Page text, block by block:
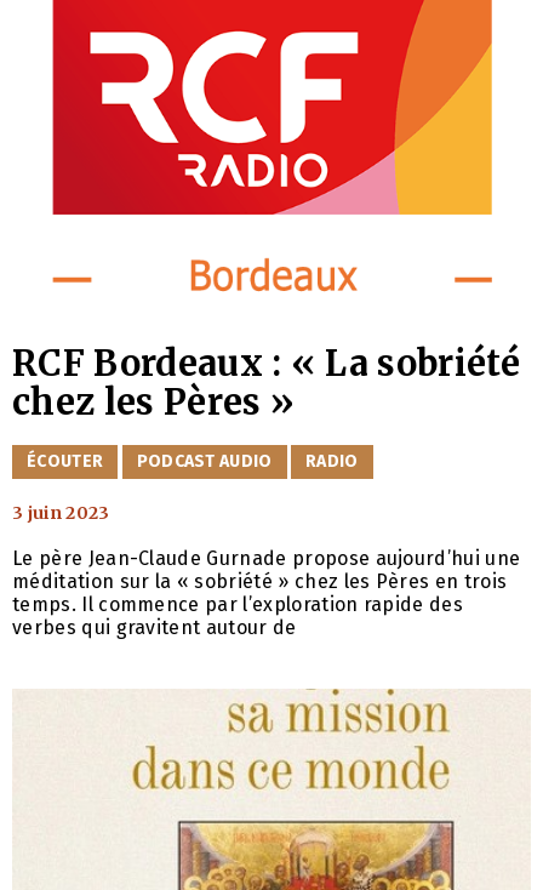
RCF Bordeaux : « La sobriété
chez les Pères »
CATÉGORIES
ÉCOUTER PODCAST AUDIO RADIO
3 juin 2023
Le père Jean-Claude Gurnade propose aujourd’hui une
méditation sur la « sobriété » chez les Pères en trois
temps. Il commence par l’exploration rapide des
verbes qui gravitent autour de